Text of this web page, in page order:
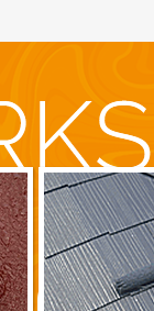
不安を感じたこと
素敵に
す！【新人教育